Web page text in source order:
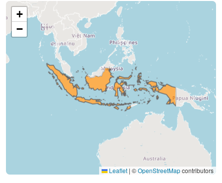
+
−
Leaflet | ©OpenStreetMapcontributors